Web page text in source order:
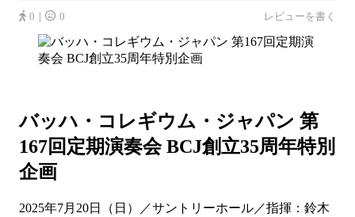
0｜ 0 レビューを書く
バッハ・コレギウム・ジャパン 第
167回定期演奏会 BCJ創立35周年特別
企画
2025年7月20日（日）／サントリーホール／指揮：鈴木